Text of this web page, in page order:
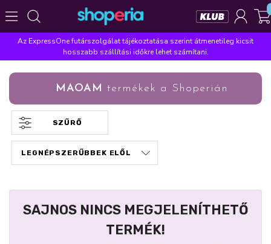
Népszerű kategóriák
Szépségápolás Élelmiszer Mosás Mosogatás
Takarítás Baba-mama Háztartás
Népszerű márkák
Pampers Lenor
Az ExpressOne futárszolgálat tájékoztatása szerint átmenetileg kicsit
hosszabb szállítási időkre lehet számítani.
MAOAM termékek a Shoperián
SZŰRŐ
SAJNOS NINCS MEGJELENÍTHETŐ
TERMÉK!